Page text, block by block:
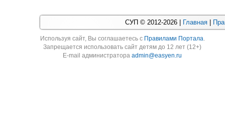
СУП © 2012-2026 | Главная
Используя cайт, Вы соглашаетесь с Правилами Портала.
Запрещается использовать сайт детям до 12 лет (12+)
E-mail администратораadmin@easyen.ru